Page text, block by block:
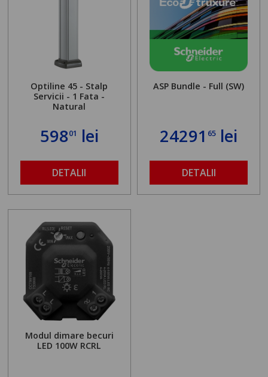
Optiline 45 - Stalp
Servicii - 1 Fata -
Natural
59801 lei
DETALII
ASP Bundle - Full (SW)
24291 65 lei
DETALII
Modul dimare becuri
LED 100W RCRL